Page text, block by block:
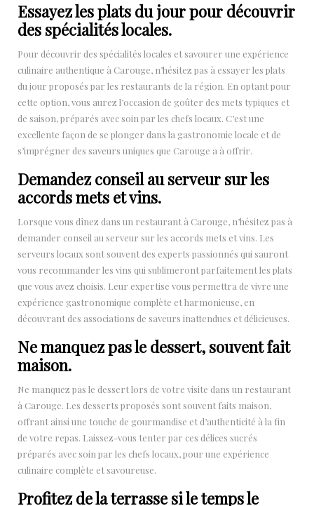
Essayez les plats du jour pour découvrir
des spécialités locales.
Pour découvrir des spécialités locales et savourer une expérience
culinaire authentique à Carouge, n’hésitez pas à essayer les plats
du jour proposés par les restaurants de la région. En optant pour
cette option, vous aurez l’occasion de goûter des mets typiques et
de saison, préparés avec soin par les chefs locaux. C’est une
excellente façon de se plonger dans la gastronomie locale et de
s’imprégner des saveurs uniques que Carouge a à offrir.
Demandez conseil au serveur sur les
accords mets et vins.
Lorsque vous dînez dans un restaurant à Carouge, n’hésitez pas à
demander conseil au serveur sur les accords mets et vins. Les
serveurs locaux sont souvent des experts passionnés qui sauront
vous recommander les vins qui sublimeront parfaitement les plats
que vous avez choisis. Leur expertise vous permettra de vivre une
expérience gastronomique complète et harmonieuse, en
découvrant des associations de saveurs inattendues et délicieuses.
Ne manquez pas le dessert, souvent fait
maison.
Ne manquez pas le dessert lors de votre visite dans un restaurant
à Carouge. Les desserts proposés sont souvent faits maison,
offrant ainsi une touche de gourmandise et d’authenticité à la fin
de votre repas. Laissez-vous tenter par ces délices sucrés
préparés avec soin par les chefs locaux, pour une expérience
culinaire complète et savoureuse.
Profitez de la terrasse si le temps le